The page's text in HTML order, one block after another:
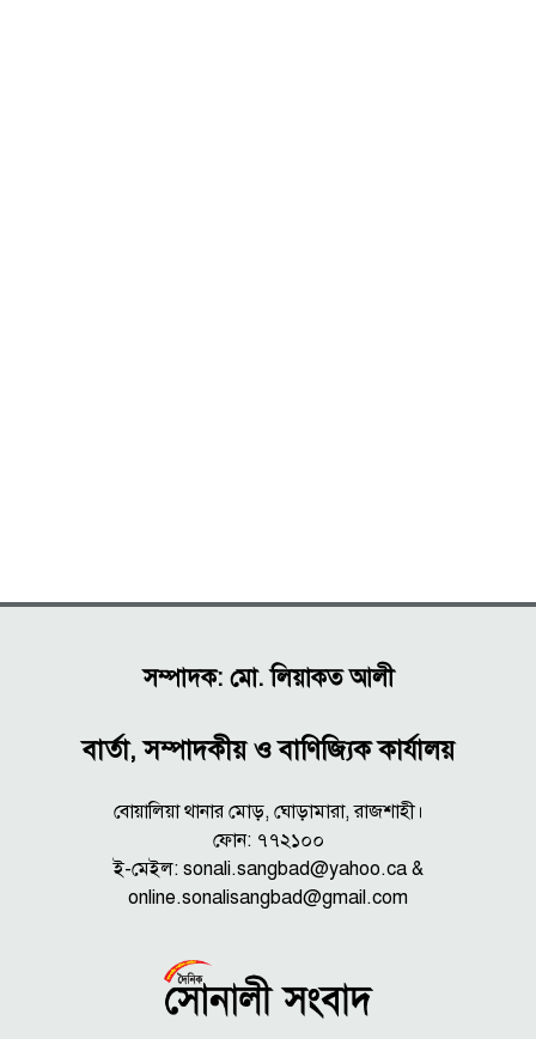
সম্পাদক: মো. লিয়াকত আলী
বার্তা, সম্পাদকীয় ও বাণিজ্যিক কার্যালয়
বোয়ালিয়া থানার মোড়, ঘোড়ামারা, রাজশাহী।
ফোন: ৭৭২১০০
ই-মেইল: sonali.sangbad@yahoo.ca &
online.sonalisangbad@gmail.com